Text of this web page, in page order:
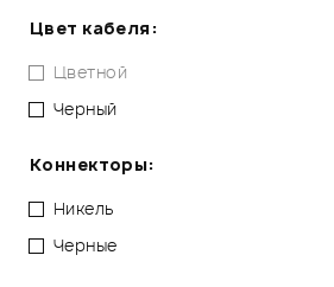
Цвет кабеля:
Цветной
Черный
Коннекторы:
Никель
Черные